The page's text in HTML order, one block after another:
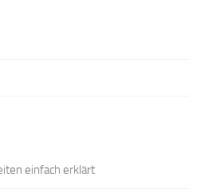
einfach erklärt